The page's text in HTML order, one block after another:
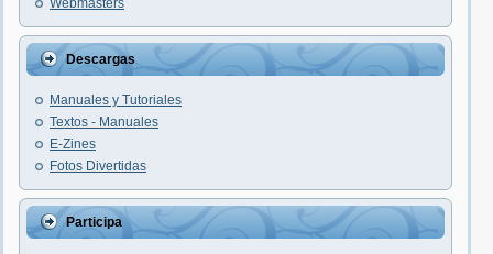
Webmasters
Descargas
Manuales y Tutoriales
Textos - Manuales
E-Zines
Fotos Divertidas
Participa